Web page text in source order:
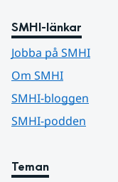
SMHI-länkar
Jobba på SMHI
Om SMHI
SMHI-bloggen
SMHI-podden
Teman